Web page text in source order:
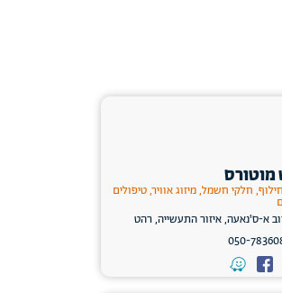
מוטורס
חלקי חשמל, מיזוג אוויר, טיפולים
א-ס'נאעה, איזור התעשייה, רהט
050-